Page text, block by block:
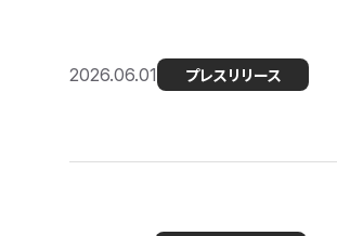
2026.06.01 プレスリリース